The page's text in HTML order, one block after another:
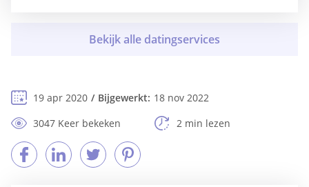
19 apr 2020 Bijgewerkt: 18 nov 2022
3047 Keer bekeken
2 min lezen